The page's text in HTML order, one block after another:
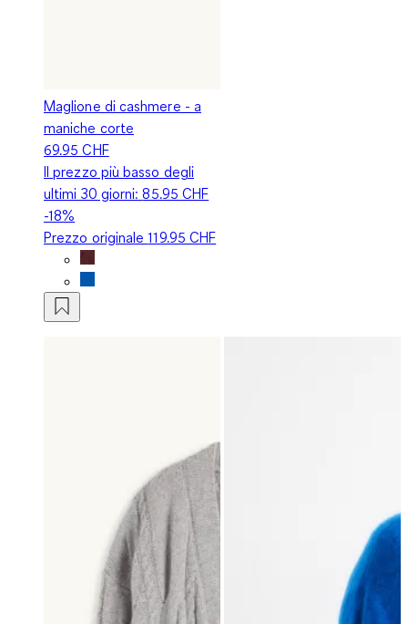
Maglione di cashmere - a
maniche corte
69.95 CHF
Il prezzo più basso degli
ultimi 30 giorni:85.95 CHF
-18%
Prezzo originale119.95 CHF